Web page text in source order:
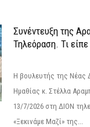
Συνέντευξη της
Τηλεόραση. Τι
Η βουλευτής της Νέας
Ημαθίας κ. Στέλλα
13/7/2026 στη ΔΙΟΝ
«Ξεκινάμε Μαζί» της...